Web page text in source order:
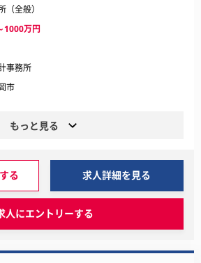
（全般）
1000万円
事務所
市
もっと見る
る 求人詳細を見る
人にエントリーする